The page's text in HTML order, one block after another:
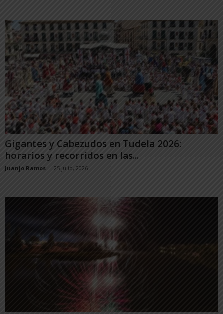
Gigantes y Cabezudos en Tudela 2026:
horarios y recorridos en las...
Juanjo Ramos - 25 julio, 2026